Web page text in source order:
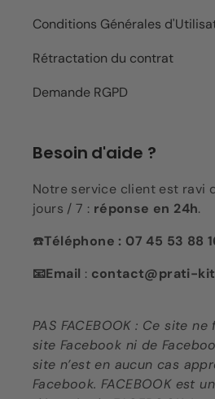
Conditions Générales
Rétractation du contrat
Demande RGPD
Besoin d'aide ?
Notre service client est ravi
jours / 7 : réponse en 24h.
☎️Téléphone : 07 45 53 88
📧Email : contact@prati-
PAS FACEBOOK : Ce site
site Facebook ni de
site n’est en aucun cas
Facebook. FACEBOOK est